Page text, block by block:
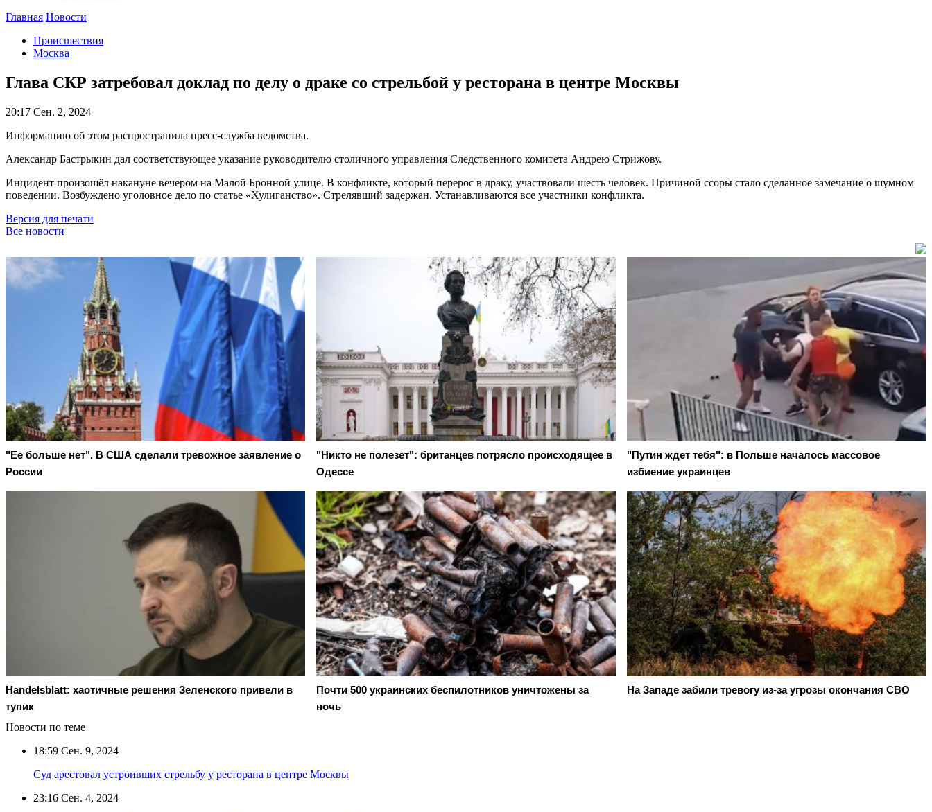
Главная Новости
Происшествия
Москва
Глава СКР затребовал доклад по делу о драке со стрельбой у ресторана в центре Москвы
20:17 Сен. 2, 2024
Информацию об этом распространила пресс-служба ведомства.
Александр Бастрыкин дал соответствующее указание руководителю столичного управления Следственного комитета Андрею Стрижову.
Инцидент произошёл накануне вечером на Малой Бронной улице. В конфликте, который перерос в драку, участвовали шесть человек. Причиной ссоры стало сделанное замечание о шумном
поведении. Возбуждено уголовное дело по статье «Хулиганство». Стрелявший задержан. Устанавливаются все участники конфликта.
Версия для печати
Все новости
"Ее больше нет". В США сделали тревожное заявление о
России
"Никто не полезет": британцев потрясло происходящее в
Одессе
"Путин ждет тебя": в Польше началось массовое
избиение украинцев
Handelsblatt: хаотичные решения Зеленского привели в
тупик
Почти 500 украинских беспилотников уничтожены за
ночь
На Западе забили тревогу из-за угрозы окончания СВО
Новости по теме
18:59 Сен. 9, 2024
Суд арестовал устроивших стрельбу у ресторана в центре Москвы
23:16 Сен. 4, 2024